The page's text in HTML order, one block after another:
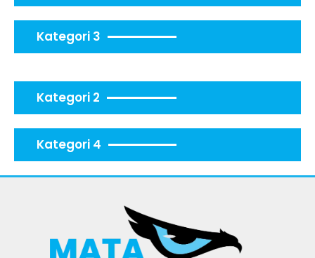
Kategori 3
Kategori 2
Kategori 4